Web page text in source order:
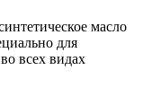
масло
для
всех видах